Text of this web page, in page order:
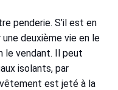
penderie. S’il est en
deuxième vie en le
le vendant. Il peut
isolants, par
est jeté à la